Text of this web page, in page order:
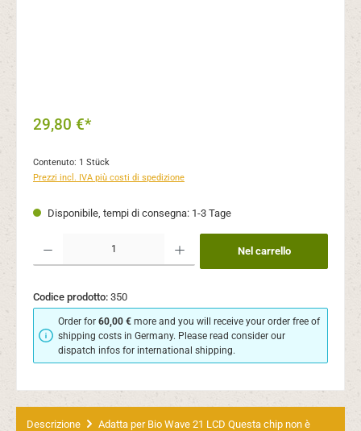
29,80 €*
Contenuto: 1 Stück
Prezzi incl. IVA più costi di spedizione
Disponibile, tempi di consegna: 1-3 Tage
Quantità del prodotto: inserisci la quantità desiderata o usa i pulsanti per
Nel carrello
Codice prodotto: 350
Order for60,00 € more and you will receive your order free of
shipping costs in Germany. Please read consider our
dispatch infos for international shipping.
Descrizione
Adatta per Bio Wave 21 LCD Questa chip non è